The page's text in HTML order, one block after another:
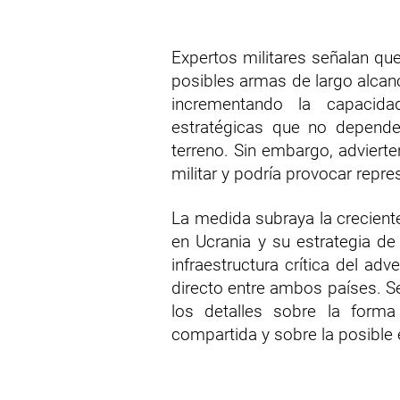
Expertos militares señalan
posibles armas de largo
incrementando la
estratégicas que no
terreno. Sin embargo,
militar y podría provocar
La medida subraya la
en Ucrania y su estrategia
infraestructura crítica del
directo entre ambos países.
los detalles sobre la
compartida y sobre la posible